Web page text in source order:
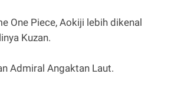
One Piece, Aokiji lebih dikenal
Kuzan.
Admiral Angaktan Laut.